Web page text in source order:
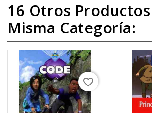
16 Otros Productos
Misma Categoría:
favorite_border